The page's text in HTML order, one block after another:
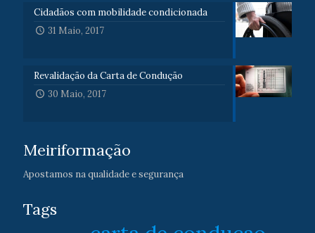
Cidadãos com mobilidade condicionada
31 Maio, 2017
Revalidação da Carta de Condução
30 Maio, 2017
Meiriformação
Apostamos na qualidade e segurança
Tags